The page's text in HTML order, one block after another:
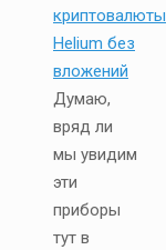
криптовалюты
Helium без
вложений
Думаю,
вряд ли
мы увидим
эти
приборы
тут в